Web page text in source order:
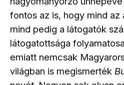
fontos az is, hogy mind
mind pedig a látogatók
látogatottsága
emiatt nemcsak
világban is megismerték